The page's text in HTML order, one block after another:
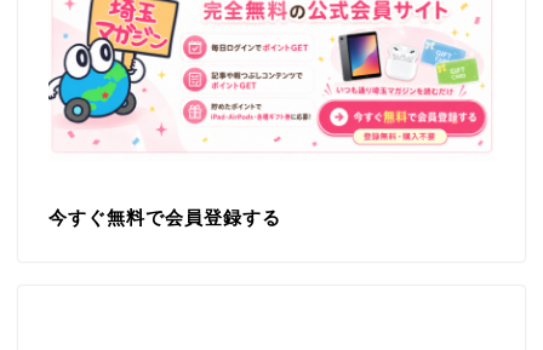
今すぐ無料で会員登録する